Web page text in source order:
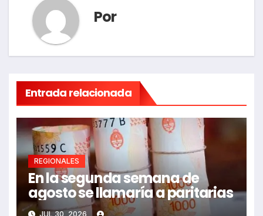
Por
Entrada relacionada
REGIONALES
En la segunda semana de
agosto se llamaría a paritarias
JUL 30, 2026